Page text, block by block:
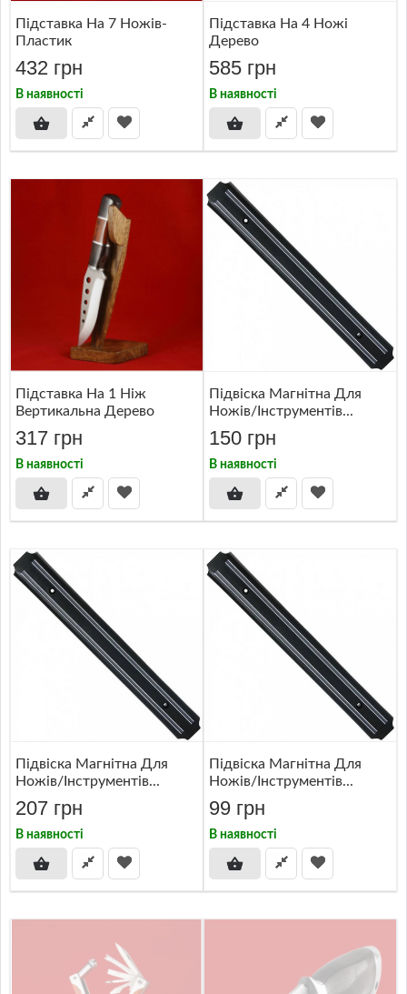
Підставка На 7 Ножів-
Пластик
432 грн
В наявності
Підставка На 4 Ножі
Дерево
585 грн
В наявності
Підставка На 1 Ніж
Вертикальна Дерево
317 грн
В наявності
Підвіска Магнітна Для
Ножів/інструментів...
150 грн
В наявності
Підвіска Магнітна Для
Ножів/інструментів...
207 грн
В наявності
Підвіска Магнітна Для
Ножів/інструментів...
99 грн
В наявності